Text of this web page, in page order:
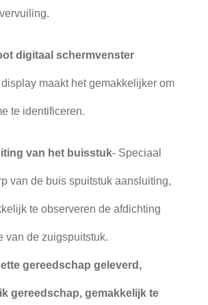
digitaal schermvenster
maakt het gemakkelijker om
te identificeren.
van het buisstuk- Speciaal
van de buis spuitstuk aansluiting,
te observeren de afdichting
van de zuigspuitstuk.
gereedschap geleverd,
gereedschap, gemakkelijk te